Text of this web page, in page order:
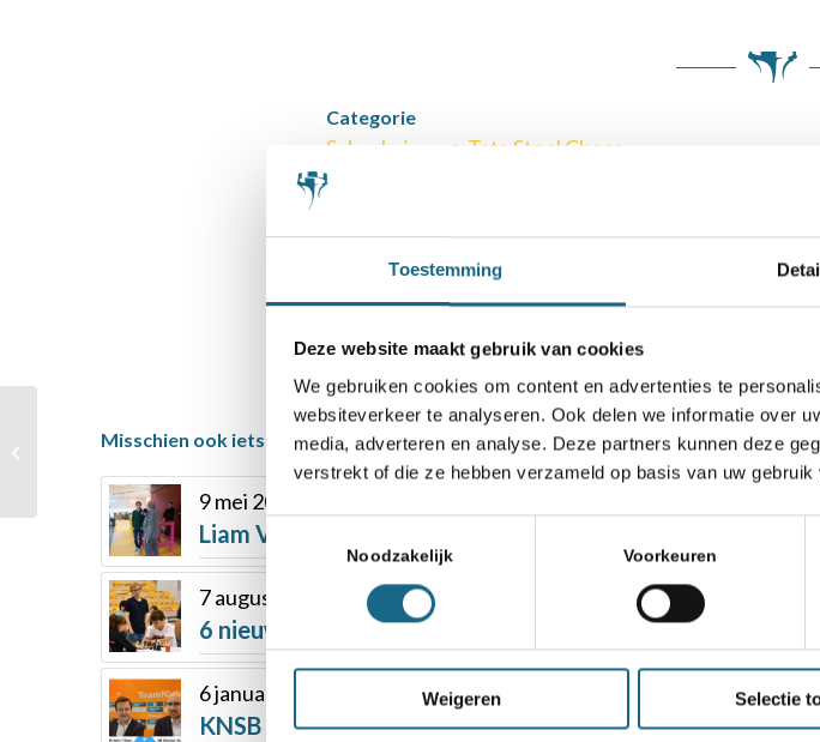
Toestemming
Deze website maakt gebruik van cookies
We gebruiken cookies om content en advertenties te
websiteverkeer te analyseren. Ook delen we informatie over
media, adverteren en analyse. Deze partners kunnen deze
verstrekt of die ze hebben verzameld op basis van uw
Noodzakelijk Voorkeuren
Weigeren Selectie
Categorie
Schaaknieuws Tata Steel Chess
Deel dit stuk
Misschien ook iets voor u
9 mei 2019
Liam Vrolijk genadeloos in simultaan
7 augustus 2021
6 nieuwe jeugdkampioenen ”over the board” bij NJSK
6 januari 2023
KNSB dagjournaal tijdens Tata Steel
winnen ‘eenvoudig’ van
Oekraïne